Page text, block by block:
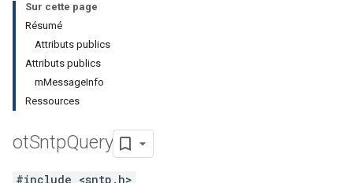
Sur cette page
Résumé
Attributs publics
Attributs publics
mMessageInfo
Ressources
otSntpQuery
#include <sntp.h>